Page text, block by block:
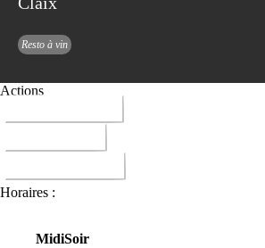
Resto à vin
Actions
Horaires :
MidiSoir